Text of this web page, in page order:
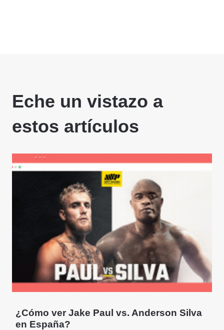
Eche un vistazo a
estos artículos
¿Cómo ver Jake Paul vs. Anderson Silva
en España?